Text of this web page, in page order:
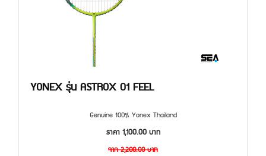
YONEX รุ่น ASTROX 01 FEEL
Genuine 100% Yonex Thailand
ราคา1,100.00บาท
จาก2,200.00บาท